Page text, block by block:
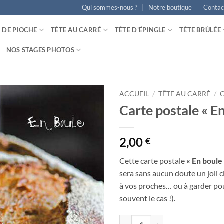
Qui sommes-nous ? Notre boutique
DE PIOCHE TÊTE AU CARRÉ TÊTE D’ÉPINGLE TÊTE BRÛLÉE
NOS STAGES PHOTOS
Ajouter
à la
ACCUEIL / TÊTE AU CARRÉ /
Carte postale «
2,00 €
Cette carte postale « En boule
sera sans aucun doute un joli
à vos proches… ou à garder
souvent le cas !).